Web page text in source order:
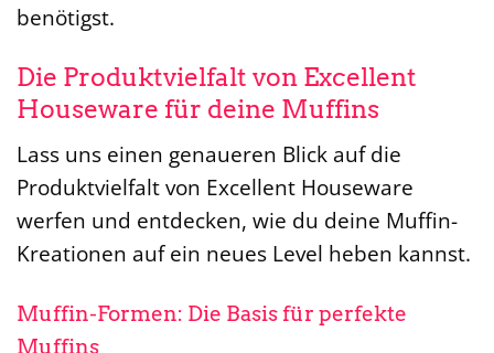
benötigst.
Die Produktvielfalt von Excellent
Houseware für deine Muffins
Lass uns einen genaueren Blick auf die
Produktvielfalt von Excellent Houseware
werfen und entdecken, wie du deine Muffin-
Kreationen auf ein neues Level heben kannst.
Muffin-Formen: Die Basis für perfekte
Muffins